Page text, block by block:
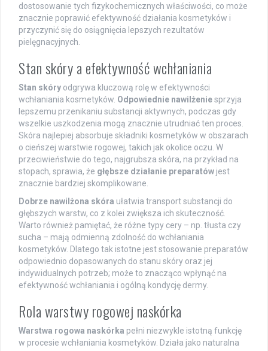
dostosowanie tych fizykochemicznych właściwości, co może
znacznie poprawić efektywność działania kosmetyków i
przyczynić się do osiągnięcia lepszych rezultatów
pielęgnacyjnych.
Stan skóry a efektywność wchłaniania
Stan skóry odgrywa kluczową rolę w efektywności
wchłaniania kosmetyków. Odpowiednie nawilżeniesprzyja
lepszemu przenikaniu substancji aktywnych, podczas gdy
wszelkie uszkodzenia mogą znacznie utrudniać ten proces.
Skóra najlepiej absorbuje składniki kosmetyków w obszarach
o cieńszej warstwie rogowej, takich jak okolice oczu. W
przeciwieństwie do tego, najgrubsza skóra, na przykład na
stopach, sprawia, że głębsze działanie preparatów jest
znacznie bardziej skomplikowane.
Dobrze nawilżona skóra ułatwia transport substancji do
głębszych warstw, co z kolei zwiększa ich skuteczność.
Warto również pamiętać, że różne typy cery – np. tłusta czy
sucha – mają odmienną zdolność do wchłaniania
kosmetyków. Dlatego tak istotne jest stosowanie preparatów
odpowiednio dopasowanych do stanu skóry oraz jej
indywidualnych potrzeb; może to znacząco wpłynąć na
efektywność wchłaniania i ogólną kondycję dermy.
Rola warstwy rogowej naskórka
Warstwa rogowa naskórka pełni niezwykle istotną funkcję
w procesie wchłaniania kosmetyków. Działa jako naturalna